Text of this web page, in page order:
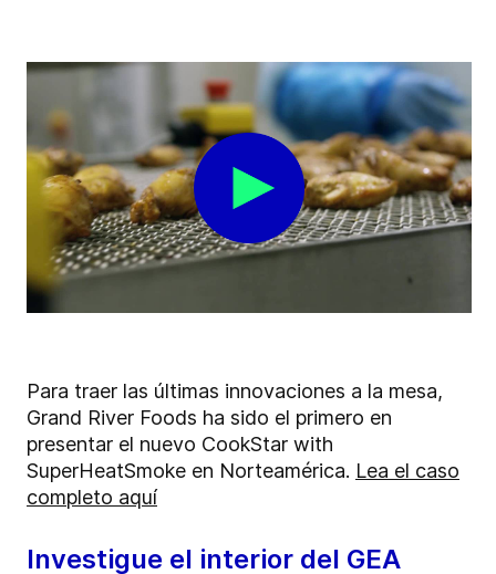
Para traer las últimas innovaciones a la mesa,
Grand River Foods ha sido el primero en
presentar el nuevo CookStar with
SuperHeatSmoke en Norteamérica. Lea el caso
completo aquí
Investigue el interior del GEA